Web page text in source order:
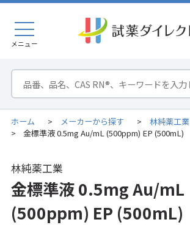
メニュー
ホーム > メーカーから探す > 林純薬工業
> 金標準液 0.5mg Au/mL (500ppm) EP (500mL)
林純薬工業
金標準液 0.5mg Au/mL
(500ppm) EP (500mL)